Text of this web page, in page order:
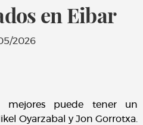
en Eibar
2026
mejores puede tener un
Oyarzabal y Jon Gorrotxa.